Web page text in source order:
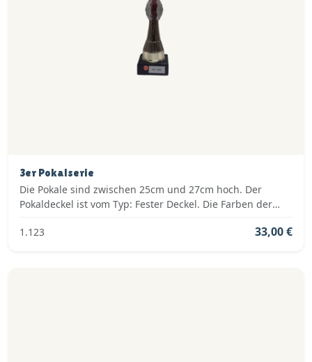
3er Pokalserie
Die Pokale sind zwischen 25cm und 27cm hoch. Der
Pokaldeckel ist vom Typ: Fester Deckel. Die Farben der
1.123
33,00 €